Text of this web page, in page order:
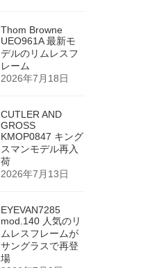
Thom Browne
UEO961A 最新モ
デルのリムレスフ
レーム
2026年7月18日
CUTLER AND
GROSS
KMOP0847 キング
スマンモデル再入
荷
2026年7月13日
EYEVAN7285
mod.140 人気のリ
ムレスフレームが
サングラスで再登
場